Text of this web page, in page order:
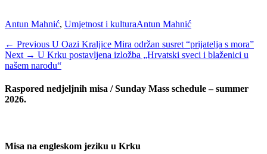
Categories
Antun Mahnić, Umjetnost i kulturaTags
Antun Mahnić
Navigacija
objava
← Previous Previous
post:
U Oazi Kraljice Mira održan susret “prijatelja s mora”
Next → Next
post:
U Krku postavljena izložba „Hrvatski sveci i blaženici u
našem narodu“
Raspored nedjeljnih misa / Sunday Mass schedule – summer
2026.
Misa na engleskom jeziku u Krku